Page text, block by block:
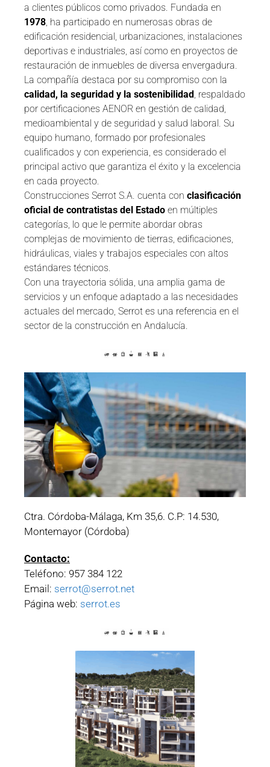
a clientes públicos como privados. Fundada en
1978, ha participado en numerosas obras de
edificación residencial, urbanizaciones, instalaciones
deportivas e industriales, así como en proyectos de
restauración de inmuebles de diversa envergadura.
La compañía destaca por su compromiso con la
calidad, la seguridad y la sostenibilidad , respaldado
por certificaciones AENOR en gestión de calidad,
medioambiental y de seguridad y salud laboral. Su
equipo humano, formado por profesionales
cualificados y con experiencia, es considerado el
principal activo que garantiza el éxito y la excelencia
en cada proyecto.
Construcciones Serrot S.A. cuenta con clasificación
oficial de contratistas del Estado en múltiples
categorías, lo que le permite abordar obras
complejas de movimiento de tierras, edificaciones,
hidráulicas, viales y trabajos especiales con altos
estándares técnicos.
Con una trayectoria sólida, una amplia gama de
servicios y un enfoque adaptado a las necesidades
actuales del mercado, Serrot es una referencia en el
sector de la construcción en Andalucía.
Ctra. Córdoba-Málaga, Km 35,6. C.P: 14.530,
Montemayor (Córdoba)
Contacto:
Teléfono: 957 384 122
Email: serrot@serrot.net
Página web: serrot.es